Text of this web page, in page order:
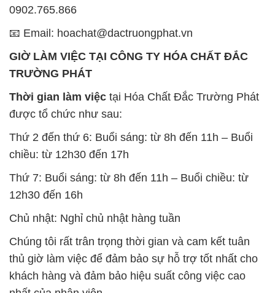
0902.765.866
📧 Email: hoachat@dactruongphat.vn
GIỜ LÀM VIỆC TẠI CÔNG TY HÓA CHẤT ĐẮC
TRƯỜNG PHÁT
Thời gian làm việc tại Hóa Chất Đắc Trường Phát
được tổ chức như sau:
Thứ 2 đến thứ 6: Buổi sáng: từ 8h đến 11h – Buổi
chiều: từ 12h30 đến 17h
Thứ 7: Buổi sáng: từ 8h đến 11h – Buổi chiều: từ
12h30 đến 16h
Chủ nhật: Nghỉ chủ nhật hàng tuần
Chúng tôi rất trân trọng thời gian và cam kết tuân
thủ giờ làm việc để đảm bảo sự hỗ trợ tốt nhất cho
khách hàng và đảm bảo hiệu suất công việc cao